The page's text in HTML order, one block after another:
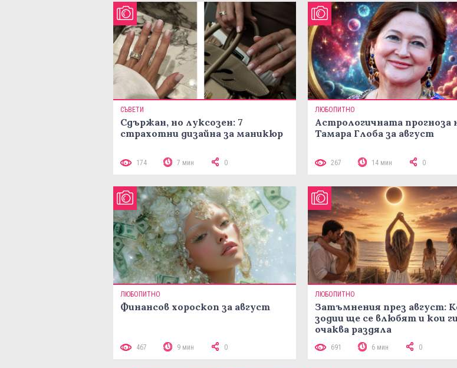
СЪВЕТИ
Сдържан, но луксозен: 7
страхотни дизайна за маникюр
174 7 мин 0
ЛЮБОПИТНО
Астрологичната прогноза
Тамара Глоба за август
267 14 мин 0
ЛЮБОПИТНО
Финансов хороскоп за август
467 9 мин 0
ЛЮБОПИТНО
Затъмнения през август:
зодии ще се влюбят и кои ги
очаква раздяла
691 6 мин 0